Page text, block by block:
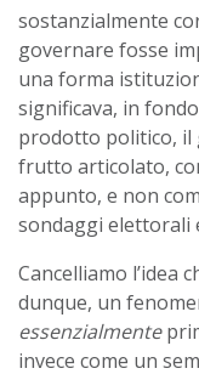
sostanzialmente
governare fosse
una forma
significava, in
prodotto politico, il
frutto articolato,
appunto, e non
sondaggi elettorali
Cancelliamo l’idea
dunque, un
essenzialmente
invece come un